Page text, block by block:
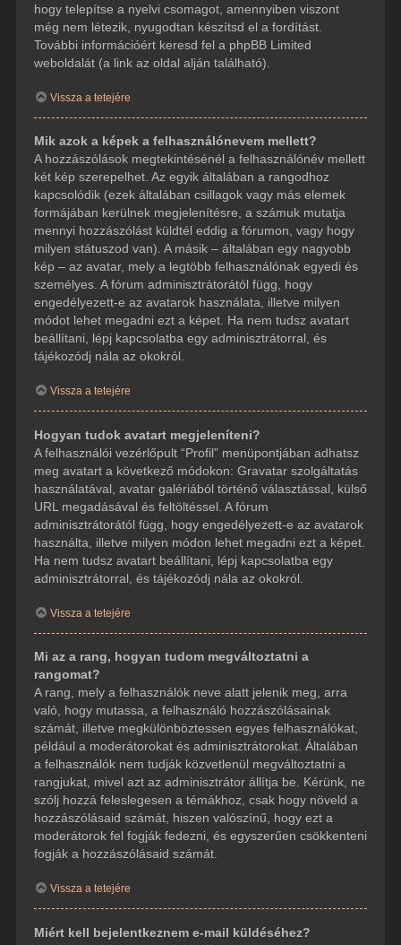
hogy telepítse a nyelvi csomagot, amennyiben viszont
még nem létezik, nyugodtan készítsd el a fordítást.
További információért keresd fel a phpBB Limited
weboldalát (a link az oldal alján található).
Vissza a tetejére
Mik azok a képek a felhasználónevem mellett?
A hozzászólások megtekintésénél a felhasználónév mellett
két kép szerepelhet. Az egyik általában a rangodhoz
kapcsolódik (ezek általában csillagok vagy más elemek
formájában kerülnek megjelenítésre, a számuk mutatja
mennyi hozzászólást küldtél eddig a fórumon, vagy hogy
milyen státuszod van). A másik – általában egy nagyobb
kép – az avatar, mely a legtöbb felhasználónak egyedi és
személyes. A fórum adminisztrátorától függ, hogy
engedélyezett-e az avatarok használata, illetve milyen
módot lehet megadni ezt a képet. Ha nem tudsz avatart
beállítani, lépj kapcsolatba egy adminisztrátorral, és
tájékozódj nála az okokról.
Vissza a tetejére
Hogyan tudok avatart megjeleníteni?
A felhasználói vezérlőpult “Profil” menüpontjában adhatsz
meg avatart a következő módokon: Gravatar szolgáltatás
használatával, avatar galériából történő választással, külső
URL megadásával és feltöltéssel. A fórum
adminisztrátorától függ, hogy engedélyezett-e az avatarok
használta, illetve milyen módon lehet megadni ezt a képet.
Ha nem tudsz avatart beállítani, lépj kapcsolatba egy
adminisztrátorral, és tájékozódj nála az okokról.
Vissza a tetejére
Mi az a rang, hogyan tudom megváltoztatni a
rangomat?
A rang, mely a felhasználók neve alatt jelenik meg, arra
való, hogy mutassa, a felhasználó hozzászólásainak
számát, illetve megkülönböztessen egyes felhasználókat,
például a moderátorokat és adminisztrátorokat. Általában
a felhasználók nem tudják közvetlenül megváltoztatni a
rangjukat, mivel azt az adminisztrátor állítja be. Kérünk, ne
szólj hozzá feleslegesen a témákhoz, csak hogy növeld a
hozzászólásaid számát, hiszen valószínű, hogy ezt a
moderátorok fel fogják fedezni, és egyszerűen csökkenteni
fogják a hozzászólásaid számát.
Vissza a tetejére
Miért kell bejelentkeznem e-mail küldéséhez?